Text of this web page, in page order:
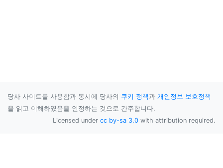
당사 사이트를 사용함과 동시에 당사의 쿠키 정책과 개인정보 보호정책
을 읽고 이해하였음을 인정하는 것으로 간주합니다.
Licensed under cc by-sa 3.0 with attribution required.